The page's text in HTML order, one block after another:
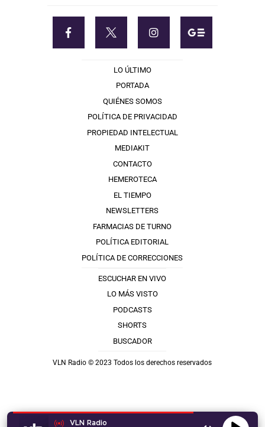
VLN Radio
LO ÚLTIMO
PORTADA
QUIÉNES SOMOS
POLÍTICA DE PRIVACIDAD
PROPIEDAD INTELECTUAL
MEDIAKIT
CONTACTO
HEMEROTECA
EL TIEMPO
NEWSLETTERS
FARMACIAS DE TURNO
POLÍTICA EDITORIAL
POLÍTICA DE CORRECCIONES
ESCUCHAR EN VIVO
LO MÁS VISTO
PODCASTS
SHORTS
BUSCADOR
VLN Radio © 2023 Todos los derechos reservados